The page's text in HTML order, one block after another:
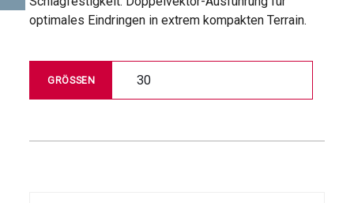
optimales Eindringen in extrem kompakten Terrain.
GRÖSSEN 30